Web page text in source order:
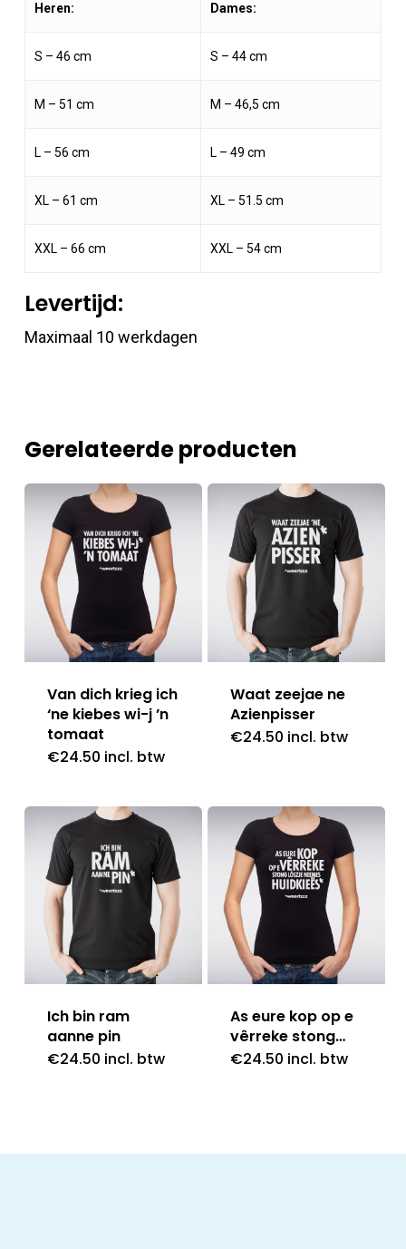
Heren: Dames:
S – 46 cm S – 44 cm
M – 51 cm M – 46,5 cm
L – 56 cm L – 49 cm
XL – 61 cm XL – 51.5 cm
XXL – 66 cm XXL – 54 cm
Levertijd:
Maximaal 10 werkdagen
Gerelateerde producten
Van dich krieg ich
‘ne kiebes wi-j ’n
tomaat
€24.50 incl. btw
Waat zeejae ne
Azienpisser
€24.50 incl. btw
Ich bin ram
aanne pin
€24.50 incl. btw
As eure kop op e
vêrreke stong…
€24.50 incl. btw